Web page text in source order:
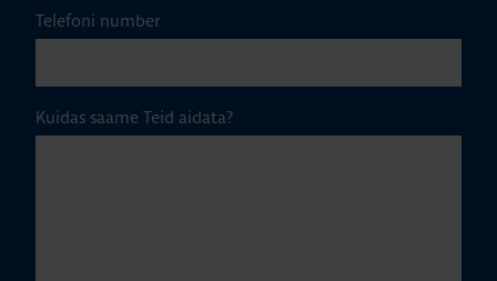
Telefoni number
Kuidas saame Teid aidata?